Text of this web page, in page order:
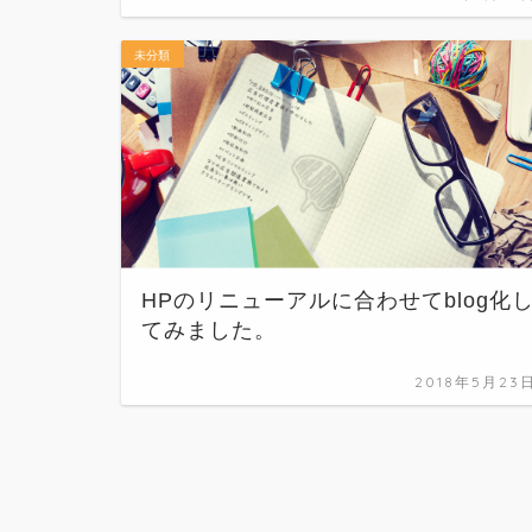
未分類
HPのリニューアルに合わせてblog化
てみました。
2018年5月23